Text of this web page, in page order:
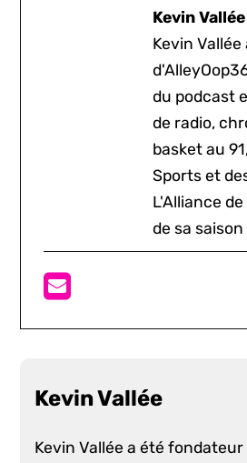
Kevin Vallée
Kevin
du podcast
de radio,
basket au
Sports et
L'Alliance
de sa
Kevin Vallée
Kevin Vallée a été